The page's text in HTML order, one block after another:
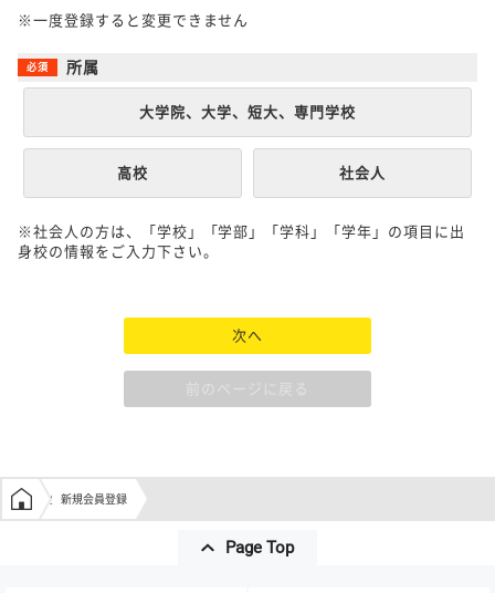
※一度登録すると変更できません
所属
大学院、大学、短大、専門学校
高校 社会人
※社会人の方は、「学校」「学部」「学科」「学年」の項目に出
身校の情報をご入力下さい。
次へ
前のページに戻る
学生の窓口トップ
新規会員登録
Page Top